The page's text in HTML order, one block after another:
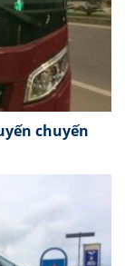
chuyến